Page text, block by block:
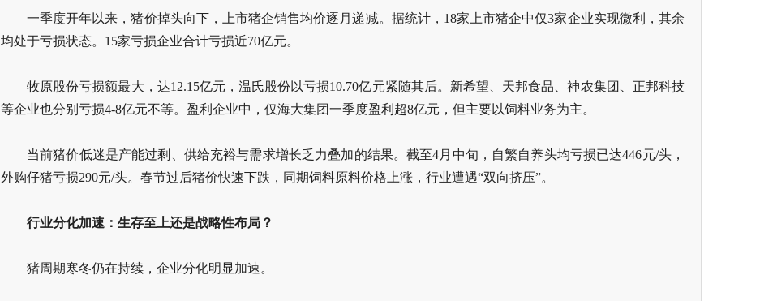
一季度开年以来，猪价掉头向下，上市猪企销售均价逐月递减。据统计，18家上市猪企中仅3家企业实现微利，其余
均处于亏损状态。15家亏损企业合计亏损近70亿元。
牧原股份亏损额最大，达12.15亿元，温氏股份以亏损10.70亿元紧随其后。新希望、天邦食品、神农集团、正邦科技
等企业也分别亏损4-8亿元不等。盈利企业中，仅海大集团一季度盈利超8亿元，但主要以饲料业务为主。
当前猪价低迷是产能过剩、供给充裕与需求增长乏力叠加的结果。截至4月中旬，自繁自养头均亏损已达446元/头，
外购仔猪亏损290元/头。春节过后猪价快速下跌，同期饲料原料价格上涨，行业遭遇“双向挤压”。
行业分化加速：生存至上还是战略性布局？
猪周期寒冬仍在持续，企业分化明显加速。